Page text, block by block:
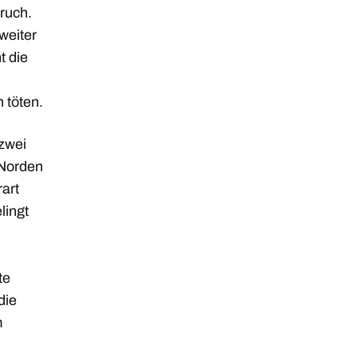
die
töten.